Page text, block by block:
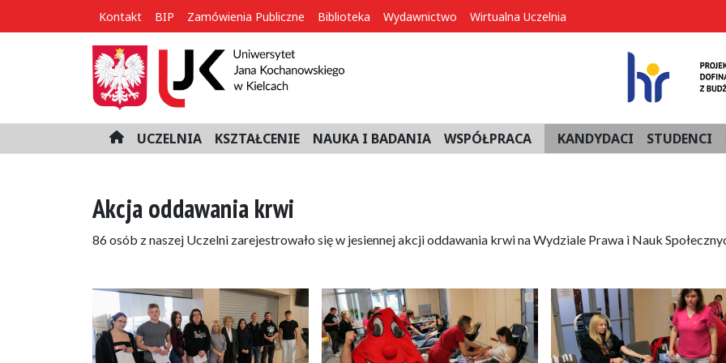
Kontakt BIP Zamówienia Publiczne Biblioteka Wydawnictwo Wirtualna Uczelnia
H
o
UCZELNIA KSZTAŁCENIE NAUKA I BADANIA WSPÓŁPRACA KANDYDACI STUDENCI
Akcja oddawania krwi
86 osób z naszej Uczelni zarejestrowało się w jesiennej akcji oddawania krwi na Wydziale Prawa i Nauk